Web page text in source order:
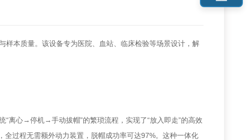
本质量。该设备专为医院、血站、临床检验等场景设计，解
离心→停机→手动拔帽”的繁琐流程，实现了“放入即走”的高效
过程无需额外动力装置，脱帽成功率可达97%。这种一体化